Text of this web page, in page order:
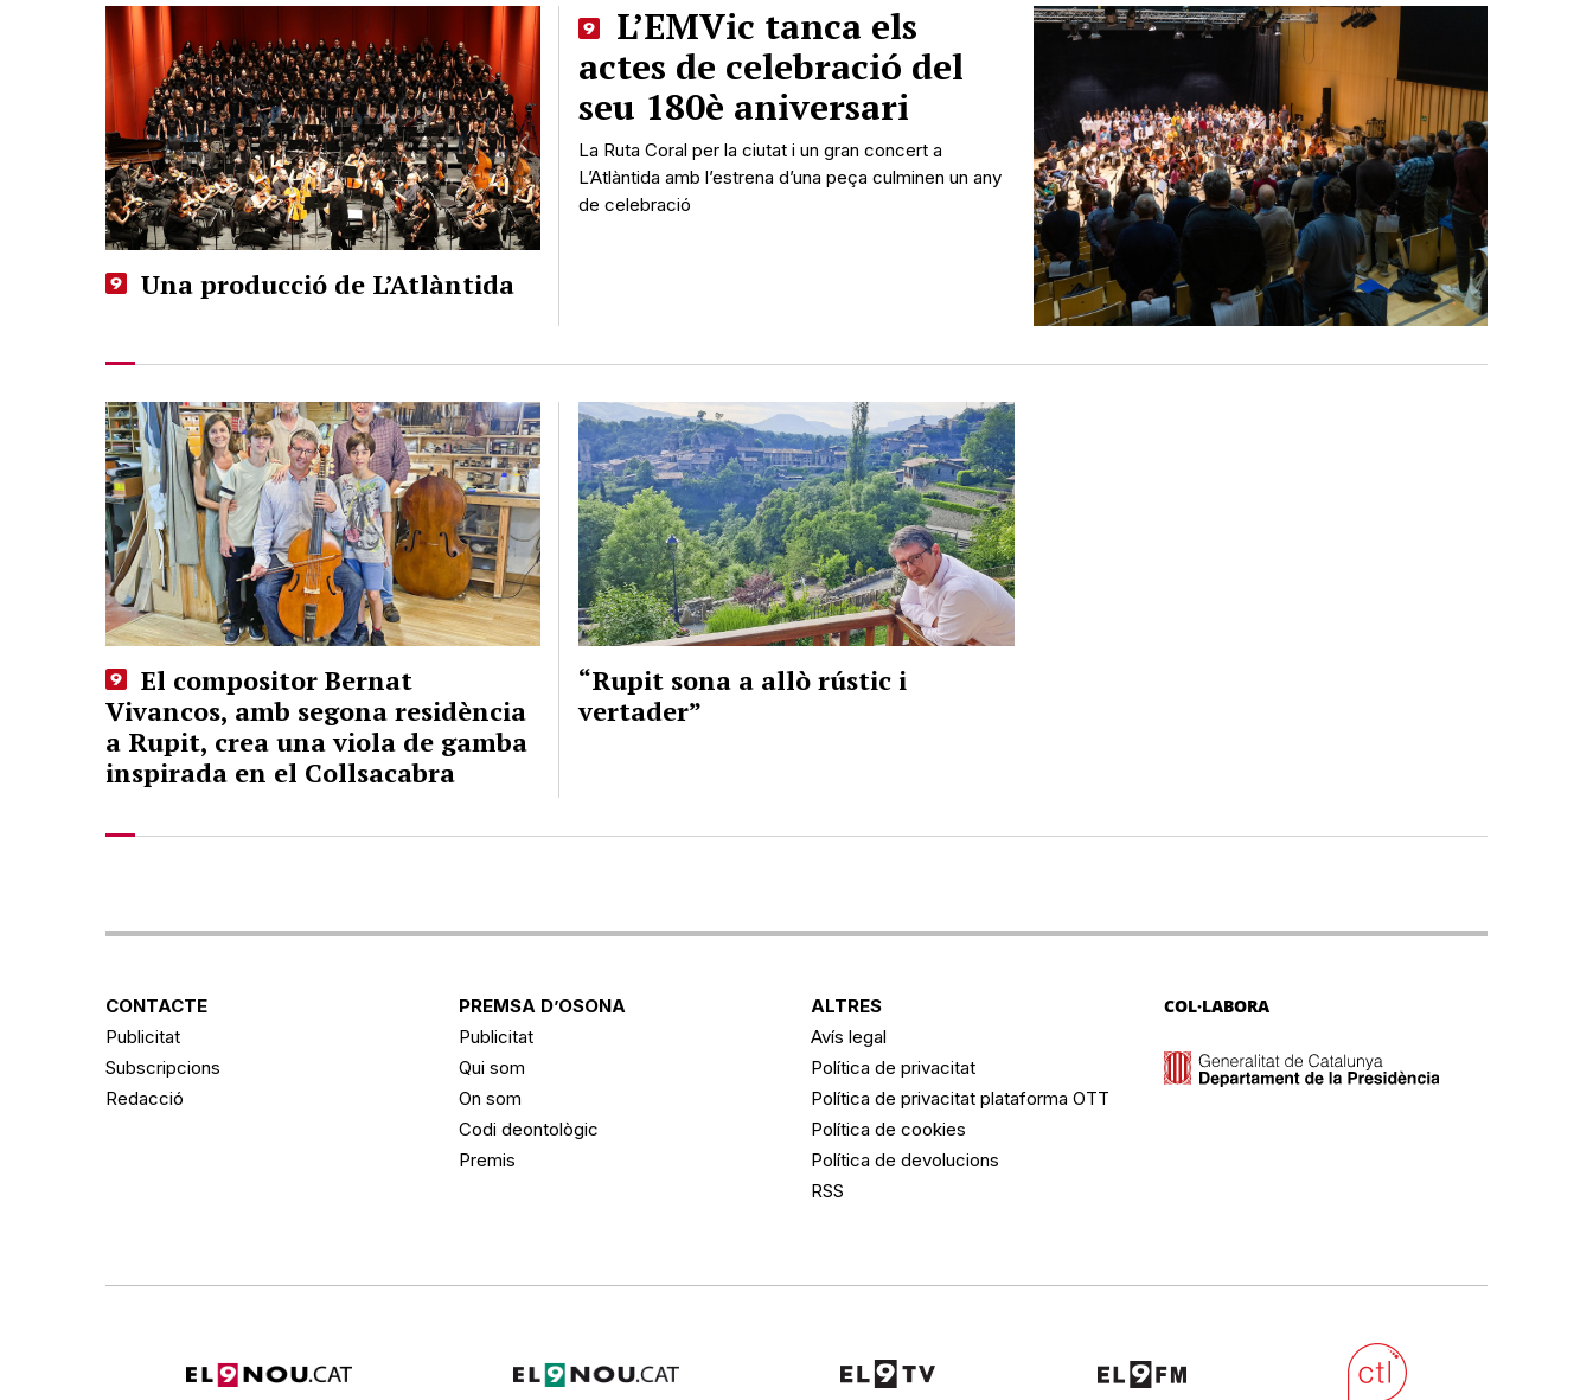
Una producció de L’Atlàntida
L’EMVic tanca els
actes de celebració del
seu 180è aniversari
La Ruta Coral per la ciutat i un gran concert a
L’Atlàntida amb l’estrena d’una peça culminen un any
de celebració
El compositor Bernat
Vivancos, amb segona residència
a Rupit, crea una viola de gamba
inspirada en el Collsacabra
“Rupit sona a allò rústic i
vertader”
CONTACTE
Publicitat
Subscripcions
Redacció
PREMSA D’OSONA
Publicitat
Qui som
On som
Codi deontològic
Premis
ALTRES
Avís legal
Política de privacitat
Política de privacitat plataforma OTT
Política de cookies
Política de devolucions
RSS
COL·LABORA